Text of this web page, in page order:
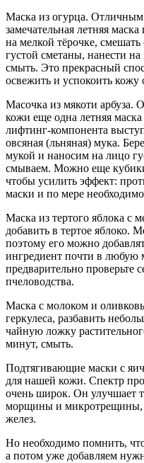
Маска из огурца.
замечательная летняя
на мелкой тёрочке,
густой сметаны, нанести
смыть. Это прекрасный
освежить и успокоить
Масочка из мякоти арбуза.
кожи еще одна летняя
лифтинг-компонента
овсяная (льняная) мука.
мукой и наносим на лицо
смываем. Можно еще кубики
чтобы усилить эффект:
маски и по мере
Маска из тертого яблока с
добавить в тертое яблоко.
поэтому его можно
ингредиент почти в любую
предварительно проверьте
пчеловодства.
Маска с молоком и
геркулеса, разбавить
чайную ложку
минут, смыть.
Подтягивающие маски с
для нашей кожи. Спектр
очень широк. Он улучшает
морщины и микротрещины,
желез.
Но необходимо помнить,
а потом уже добавляем